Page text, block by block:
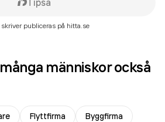
Tipsa
publiceras på hitta.se
människor också
Flyttfirma
Byggfirma